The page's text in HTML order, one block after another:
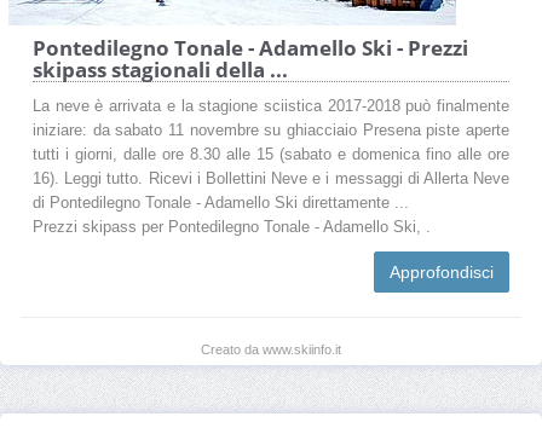
Pontedilegno Tonale - Adamello Ski - Prezzi
skipass stagionali della ...
La neve è arrivata e la stagione sciistica 2017-2018 può finalmente
iniziare: da sabato 11 novembre su ghiacciaio Presena piste aperte
tutti i giorni, dalle ore 8.30 alle 15 (sabato e domenica fino alle ore
16). Leggi tutto. Ricevi i Bollettini Neve e i messaggi di Allerta Neve
di Pontedilegno Tonale - Adamello Ski direttamente ...
Prezzi skipass per Pontedilegno Tonale - Adamello Ski, .
Approfondisci
Creato da www.skiinfo.it